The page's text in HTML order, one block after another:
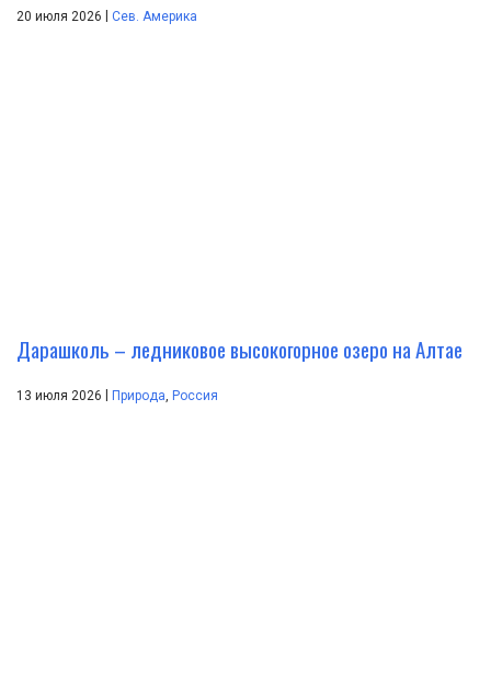
20 июля 2026 | Сев. Америка
Дарашколь – ледниковое высокогорное озеро на Алтае
13 июля 2026 | Природа Россия